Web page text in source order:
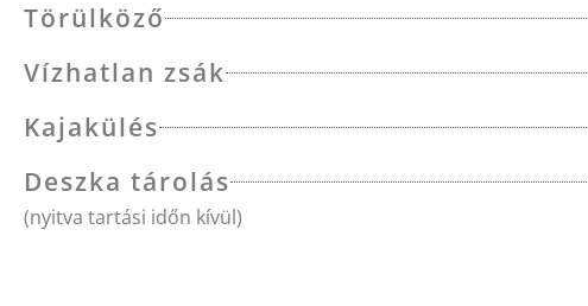
Törülköző
Vízhatlan zsák
Kajakülés
Deszka tárolás
(nyitva tartási időn kívül)